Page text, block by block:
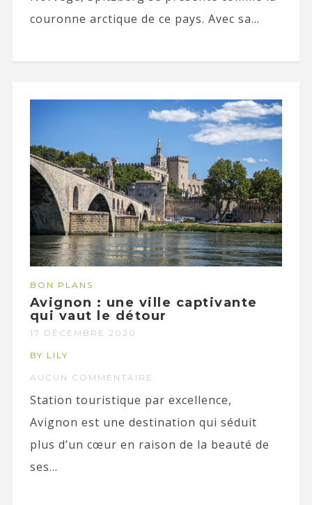
couronne arctique de ce pays. Avec sa...
BON PLANS
Avignon : une ville captivante
qui vaut le détour
17 DÉCEMBRE 2020
BY LILY
AUCUN COMMENTAIRE
Station touristique par excellence,
Avignon est une destination qui séduit
plus d’un cœur en raison de la beauté de
ses...